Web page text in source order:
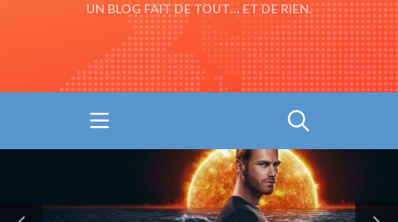
UN BLOG FAIT DE TOUT… ET DE RIEN.